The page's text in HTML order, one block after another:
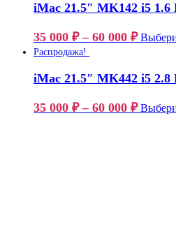
iMac 21.5″ MK142 i5 1.6
35 000 ₽– 60 000 ₽
Распродажа!
iMac 21.5″ MK442 i5 2.8
35 000 ₽– 60 000 ₽